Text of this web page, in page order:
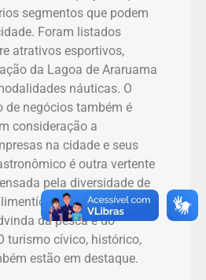
segmentos que podem
Foram listados
atrativos esportivos,
da Lagoa de Araruama
náuticas. O
negócios também é
consideração a
na cidade e seus
é outra vertente
pela diversidade de
e pela culinária
da pesca e do
turismo cívico, histórico,
estão em destaque.